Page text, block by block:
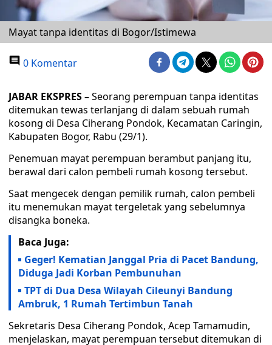
Mayat tanpa identitas di Bogor/Istimewa
0 Komentar
JABAR EKSPRES –Seorang perempuan tanpa identitas
ditemukan tewas terlanjang di dalam sebuah rumah
kosong di Desa Ciherang Pondok, Kecamatan Caringin,
Kabupaten Bogor, Rabu (29/1).
Penemuan mayat perempuan berambut panjang itu,
berawal dari calon pembeli rumah kosong tersebut.
Saat mengecek dengan pemilik rumah, calon pembeli
itu menemukan mayat tergeletak yang sebelumnya
disangka boneka.
Baca Juga:
Geger! Kematian Janggal Pria di Pacet Bandung,
Diduga Jadi Korban Pembunuhan
TPT di Dua Desa Wilayah Cileunyi Bandung
Ambruk, 1 Rumah Tertimbun Tanah
Sekretaris Desa Ciherang Pondok, Acep Tamamudin,
menjelaskan, mayat perempuan tersebut ditemukan di